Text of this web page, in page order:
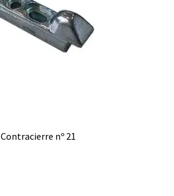
Contracierre nº 21